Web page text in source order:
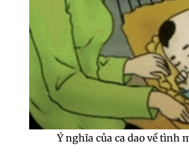
Ý nghĩa của ca dao về tình